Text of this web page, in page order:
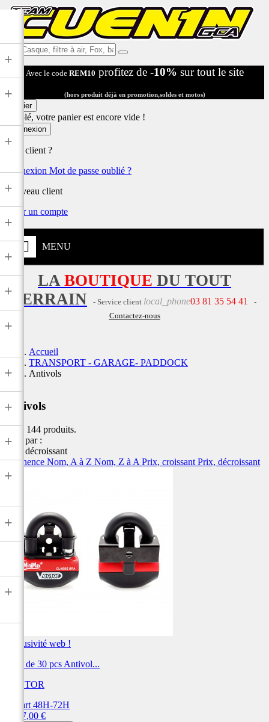
Ex:
Casque,
filtre
air,
Fox,
...
Avec le code REM10 profitez de -10% sur tout le site
(hors produit déjà en promotion,soldes et motos)
Panier
Désolé, votre panier est encore vide !
Connexion
Déjà client ?
Connexion Mot de passe oublié ?
Nouveau client
Créer un compte
MENU
+
+
+
+
+
+
+
+
+
+
+
+
+
+
LA BOUTIQUE DU TOUT
TERRAIN
- Service client local_phone03 81 35 54 41
-
Contactez-nous
Accueil
TRANSPORT - GARAGE- PADDOCK
Antivols
Antivols
Il y a 144 produits.
Trier par :
Prix, décroissant
Pertinence Nom, A à Z Nom, Z à A Prix, croissant Prix, décroissant
Exclusivité web !
Pack de 30 pcs Antivol...
VECTOR
Départ 48H-72H
1 647,00 €